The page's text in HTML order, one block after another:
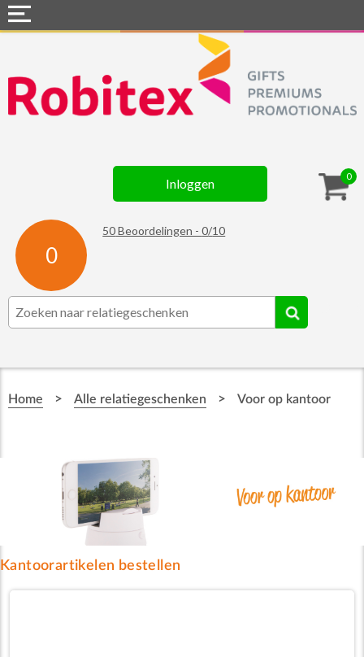
0
Inloggen
0
50Beoordelingen -0/10
Webshops
Snel naar »
Assortiment
Contact
☆ Prijsknallers ☆
Home > Alle relatiegeschenken > Voor op kantoor
Kantoorartikelen bestellen